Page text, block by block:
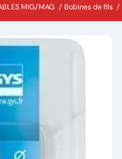
MIG/MAG / Bobines de fils /